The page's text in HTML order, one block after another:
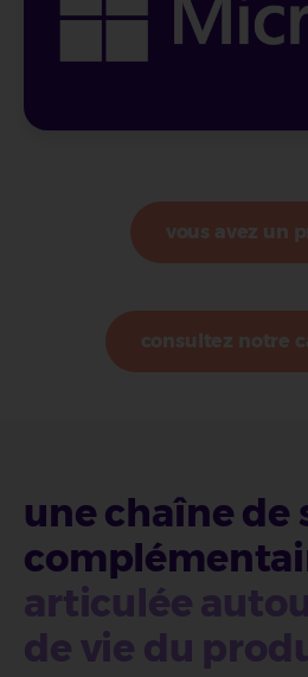
vous avez un
consultez notre
une chaîne de
articulée
de vie du